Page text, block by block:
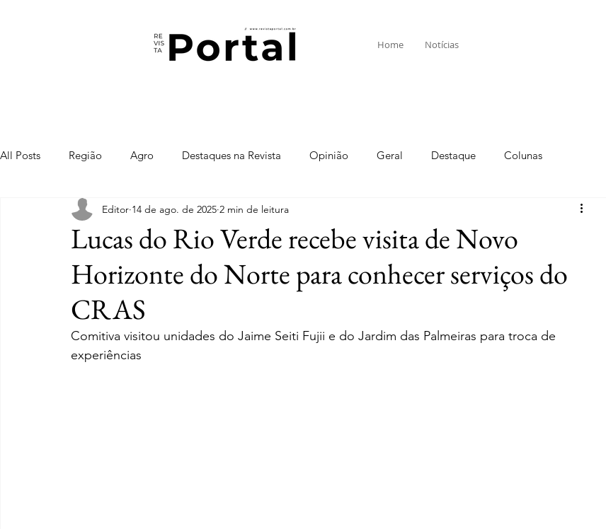
Home Notícias
All Posts Região Agro Destaques na Revista Opinião Geral Destaque Colunas
Lucas do Rio Verde recebe visita de Novo
Horizonte do Norte para conhecer serviços do
CRAS
Editor 14 de ago. de 2025 2 min de leitura
Comitiva visitou unidades do Jaime Seiti Fujii e do Jardim das Palmeiras para troca de
experiências